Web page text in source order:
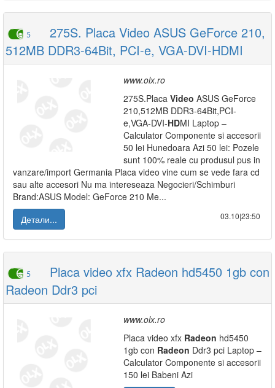
5
275S. Placa Video ASUS GeForce 210,
512MB DDR3-64Bit, PCI-e, VGA-DVI-HDMI
www.olx.ro
275S.Placa Video ASUS GeForce
210,512MB DDR3-64Bit,PCI-
e,VGA-DVI-HDMI Laptop –
Calculator Componente si accesorii
50 lei Hunedoara Azi 50 lei: Pozele
sunt 100% reale cu produsul pus in
vanzare/import Germania Placa video vine cum se vede fara cd
sau alte accesori Nu ma intereseaza Negocieri/Schimburi
Brand:ASUS Model: GeForce 210 Me...
Детали...
03.10|23:50
5
Placa video xfx Radeon hd5450 1gb con
Radeon Ddr3 pci
www.olx.ro
Placa video xfx Radeon hd5450
1gb con Radeon Ddr3 pci Laptop –
Calculator Componente si accesorii
150 lei Babeni Azi